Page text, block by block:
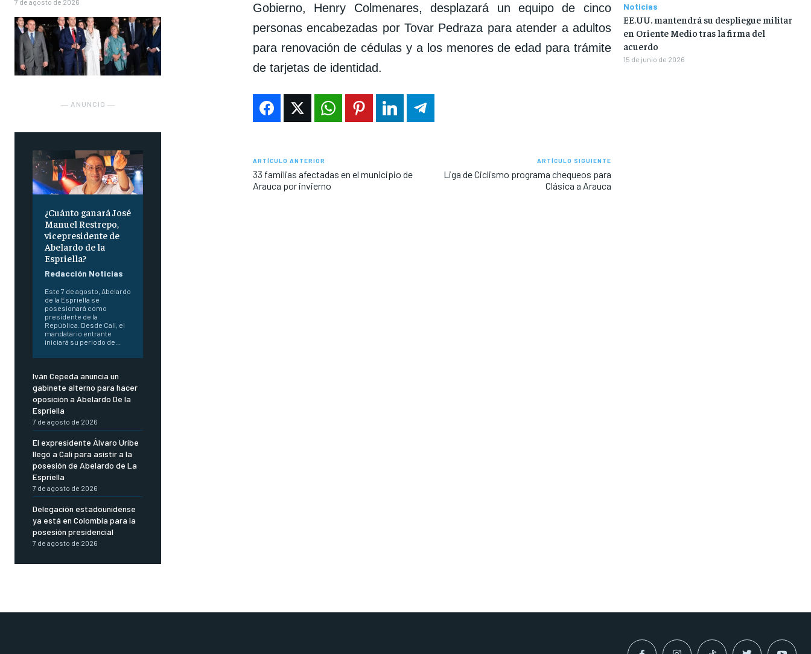
― ANUNCIO ―
¿Cuánto ganará José
Manuel Restrepo,
vicepresidente de
Abelardo de la
Espriella?
Redacción Noticias
Este 7 de agosto, Abelardo
de la Espriella se
posesionará como
presidente de la
República. Desde Cali, el
mandatario entrante
iniciará su periodo de...
Iván Cepeda anuncia un
gabinete alterno para hacer
oposición a Abelardo De la
Espriella
7 de agosto de 2026
El expresidente Álvaro Uribe
llegó a Cali para asistir a la
posesión de Abelardo de La
Espriella
7 de agosto de 2026
Delegación estadounidense
ya está en Colombia para la
posesión presidencial
7 de agosto de 2026
Gobierno, Henry Colmenares, desplazará un equipo de cinco
personas encabezadas por Tovar Pedraza para atender a adultos
para renovación de cédulas y a los menores de edad para trámite
de tarjetas de identidad.
ARTÍCULO ANTERIOR
33 familias afectadas en el municipio de
Arauca por invierno
ARTÍCULO SIGUIENTE
Liga de Ciclismo programa chequeos para
Clásica a Arauca
Noticias
EE.UU. mantendrá su despliegue militar
en Oriente Medio tras la firma del
acuerdo
15 de junio de 2026